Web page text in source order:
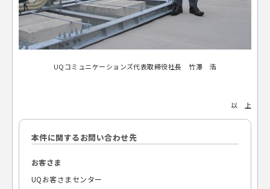
UQコミュニケーションズ代表取締役社長 竹澤 浩
以 上
本件に関するお問い合わせ先
お客さま
UQお客さまセンター